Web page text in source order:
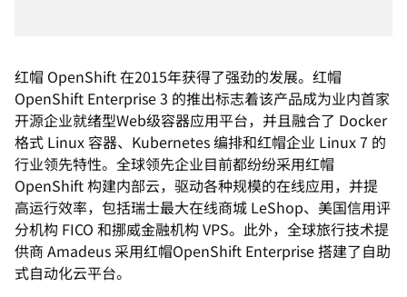
红帽 OpenShift 在2015年获得了强劲的发展。红帽
OpenShift Enterprise 3 的推出标志着该产品成为业内首家
开源企业就绪型Web级容器应用平台，并且融合了 Docker
格式 Linux 容器、Kubernetes 编排和红帽企业 Linux 7 的
行业领先特性。全球领先企业目前都纷纷采用红帽
OpenShift 构建内部云，驱动各种规模的在线应用，并提
高运行效率，包括瑞士最大在线商城 LeShop、美国信用评
分机构 FICO 和挪威金融机构 VPS。此外，全球旅行技术提
供商 Amadeus 采用红帽OpenShift Enterprise 搭建了自助
式自动化云平台。